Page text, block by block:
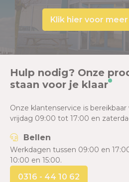
Klik hier voor
Hulp nodig? Onze
staan voor je klaar
Onze klantenservice is
vrijdag 09:00 tot 17:00 en
Bellen
Werkdagen tussen 09:00 en
10:00 en 15:00.
0316 - 44 10 62